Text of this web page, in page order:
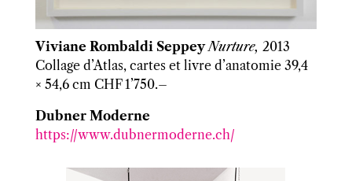
Viviane Rombaldi Seppey Nurture, 2013
Collage d’Atlas, cartes et livre d’anatomie 39,4
× 54,6 cm CHF 1’750.–
Dubner Moderne
https://www.dubnermoderne.ch/